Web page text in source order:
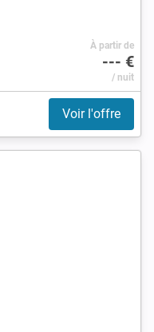
À partir de
--- €
/ nuit
Voir l'offre